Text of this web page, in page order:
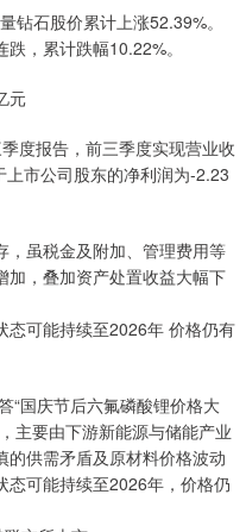
钻石股价累计上涨52.39%。
，累计跌幅10.22%。
元
度报告，前三季度实现营业收
市公司股东的净利润为-2.23
，虽税金及附加、管理费用等
加，叠加资产处置收益大幅下
态可能持续至2026年 价格仍有
“国庆节后六氟磷酸锂价格大
主要由下游新能源与储能产业
的供需矛盾及原材料价格波动
态可能持续至2026年，价格仍